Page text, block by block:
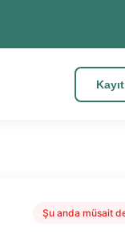
Şu anda müsait